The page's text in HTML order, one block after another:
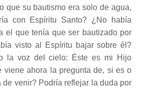
que su bautismo era solo de agua,
con Espíritu Santo? ¿No había
el que tenía que ser bautizado por
visto al Espíritu bajar sobre él?
la voz del cielo: Éste es mi Hijo
viene ahora la pregunta de, si es o
de venir? Podría reflejar la duda por